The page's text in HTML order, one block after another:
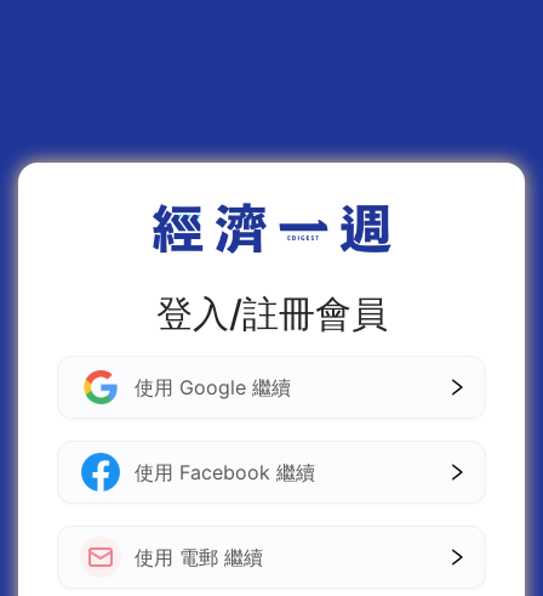
登入/註冊會員
使用 Google 繼續
使用 Facebook 繼續
使用 電郵 繼續